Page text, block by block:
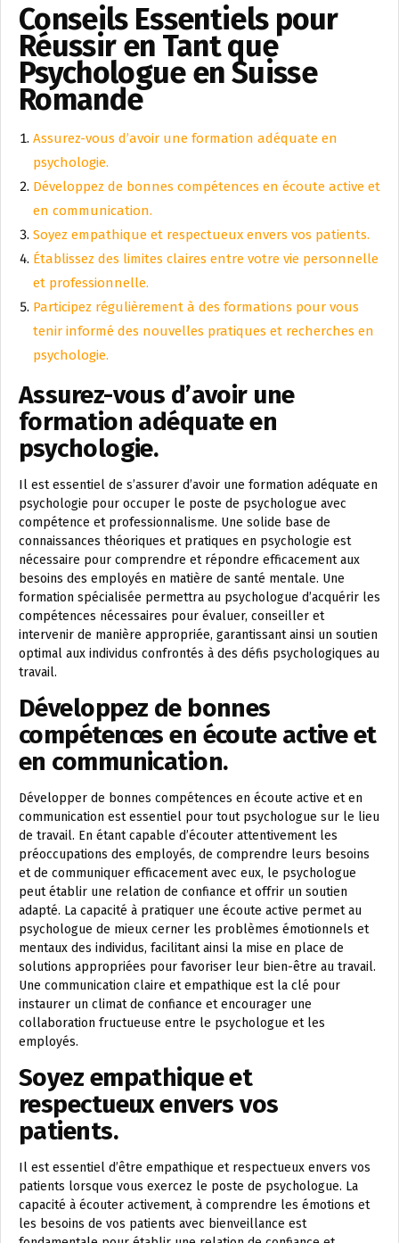
Conseils Essentiels pour
Réussir en Tant que
Psychologue en Suisse
Romande
Assurez-vous d’avoir une formation adéquate en
psychologie.
Développez de bonnes compétences en écoute active et
en communication.
Soyez empathique et respectueux envers vos patients.
Établissez des limites claires entre votre vie personnelle
et professionnelle.
Participez régulièrement à des formations pour vous
tenir informé des nouvelles pratiques et recherches en
psychologie.
Assurez-vous d’avoir une
formation adéquate en
psychologie.
Il est essentiel de s’assurer d’avoir une formation adéquate en
psychologie pour occuper le poste de psychologue avec
compétence et professionnalisme. Une solide base de
connaissances théoriques et pratiques en psychologie est
nécessaire pour comprendre et répondre efficacement aux
besoins des employés en matière de santé mentale. Une
formation spécialisée permettra au psychologue d’acquérir les
compétences nécessaires pour évaluer, conseiller et
intervenir de manière appropriée, garantissant ainsi un soutien
optimal aux individus confrontés à des défis psychologiques au
travail.
Développez de bonnes
compétences en écoute active et
en communication.
Développer de bonnes compétences en écoute active et en
communication est essentiel pour tout psychologue sur le lieu
de travail. En étant capable d’écouter attentivement les
préoccupations des employés, de comprendre leurs besoins
et de communiquer efficacement avec eux, le psychologue
peut établir une relation de confiance et offrir un soutien
adapté. La capacité à pratiquer une écoute active permet au
psychologue de mieux cerner les problèmes émotionnels et
mentaux des individus, facilitant ainsi la mise en place de
solutions appropriées pour favoriser leur bien-être au travail.
Une communication claire et empathique est la clé pour
instaurer un climat de confiance et encourager une
collaboration fructueuse entre le psychologue et les
employés.
Soyez empathique et
respectueux envers vos
patients.
Il est essentiel d’être empathique et respectueux envers vos
patients lorsque vous exercez le poste de psychologue. La
capacité à écouter activement, à comprendre les émotions et
les besoins de vos patients avec bienveillance est